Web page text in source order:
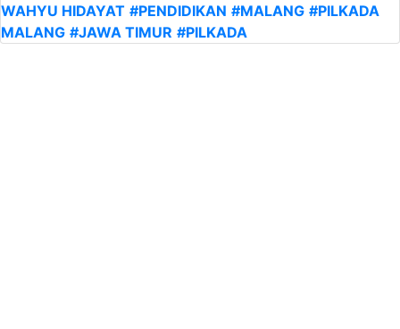
WAHYU HIDAYAT #PENDIDIKAN #MALANG #PILKADA
MALANG #JAWA TIMUR #PILKADA